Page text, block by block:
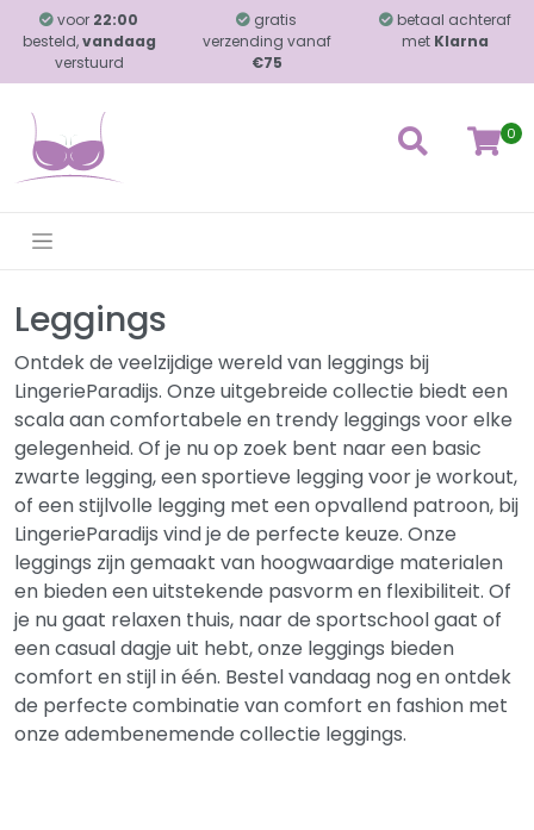
voor 22:00
besteld,vandaag
verstuurd
gratis
verzending vanaf
€75
betaal achteraf
met Klarna
0
Leggings
Ontdek de veelzijdige wereld van leggings bij
LingerieParadijs. Onze uitgebreide collectie biedt een
scala aan comfortabele en trendy leggings voor elke
gelegenheid. Of je nu op zoek bent naar een basic
zwarte legging, een sportieve legging voor je workout,
of een stijlvolle legging met een opvallend patroon, bij
LingerieParadijs vind je de perfecte keuze. Onze
leggings zijn gemaakt van hoogwaardige materialen
en bieden een uitstekende pasvorm en flexibiliteit. Of
je nu gaat relaxen thuis, naar de sportschool gaat of
een casual dagje uit hebt, onze leggings bieden
comfort en stijl in één. Bestel vandaag nog en ontdek
de perfecte combinatie van comfort en fashion met
onze adembenemende collectie leggings.